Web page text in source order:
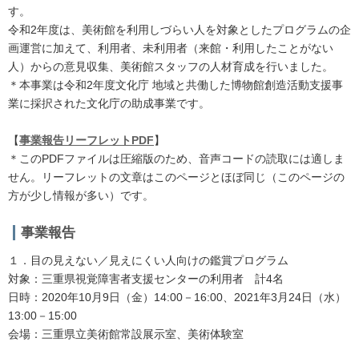
す。
令和2年度は、美術館を利用しづらい人を対象としたプログラムの企
画運営に加えて、利用者、未利用者（来館・利用したことがない
人）からの意見収集、美術館スタッフの人材育成を行いました。
＊本事業は令和2年度文化庁 地域と共働した博物館創造活動支援事
業に採択された文化庁の助成事業です。
【事業報告リーフレットPDF】
＊このPDFファイルは圧縮版のため、音声コードの読取には適しま
せん。リーフレットの文章はこのページとほぼ同じ（このページの
方が少し情報が多い）です。
事業報告
１．目の見えない／見えにくい人向けの鑑賞プログラム
対象：三重県視覚障害者支援センターの利用者 計4名
日時：2020年10月9日（金）14:00－16:00、2021年3月24日（水）
13:00－15:00
会場：三重県立美術館常設展示室、美術体験室